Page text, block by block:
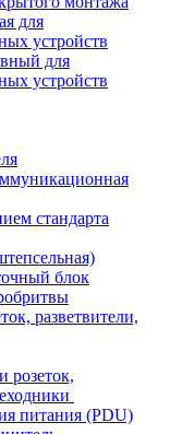
для
устройств
для
устройств
стандарта
блок
разветвители,
розеток,
питания (PDU)